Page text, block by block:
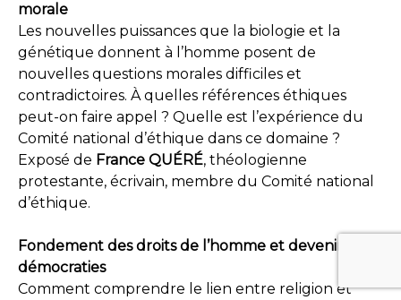
morale
Les nouvelles puissances que la biologie et la
génétique donnent à l’homme posent de
nouvelles questions morales difficiles et
contradictoires. À quelles références éthiques
peut-on faire appel ? Quelle est l’expérience du
Comité national d’éthique dans ce domaine ?
Exposé de France QUÉRÉ, théologienne
protestante, écrivain, membre du Comité national
d’éthique.
Fondement des droits de l’homme et devenir des
démocraties
Comment comprendre le lien entre religion et